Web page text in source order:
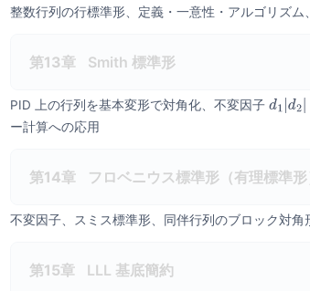
整数行列の行標準形、定義・一意性・アルゴリズ
第13章 Smith 標準形
PID 上の行列を基本変形で対角化、不変因子 d1| d2|
ー計算への応用
第14章 フロベニウス標準形（有理標準形
不変因子、スミス標準形、同伴行列のブロック対
第15章 LLL 基底簡約